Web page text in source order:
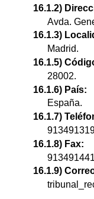
16.1.2)
Avda.
16.1.3)
Madrid.
16.1.5)
28002.
16.1.6) País:
España.
16.1.7)
16.1.8) Fax:
16.1.9)